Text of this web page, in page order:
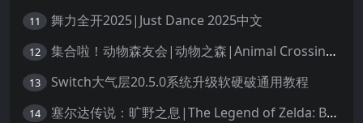
11 舞力全开2025|Just Dance 2025中文
12 集合啦！动物森友会|动物之森|Animal Crossing: New Horizons中文
13 Switch大气层20.5.0系统升级软硬破通用教程
14 塞尔达传说：旷野之息|The Legend of Zelda: Breath of the Wild中文